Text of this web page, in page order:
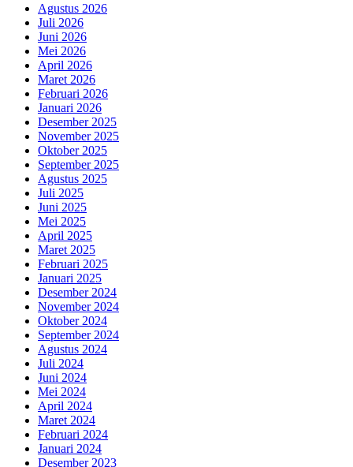
Agustus 2026
Juli 2026
Juni 2026
Mei 2026
April 2026
Maret 2026
Februari 2026
Januari 2026
Desember 2025
November 2025
Oktober 2025
September 2025
Agustus 2025
Juli 2025
Juni 2025
Mei 2025
April 2025
Maret 2025
Februari 2025
Januari 2025
Desember 2024
November 2024
Oktober 2024
September 2024
Agustus 2024
Juli 2024
Juni 2024
Mei 2024
April 2024
Maret 2024
Februari 2024
Januari 2024
Desember 2023